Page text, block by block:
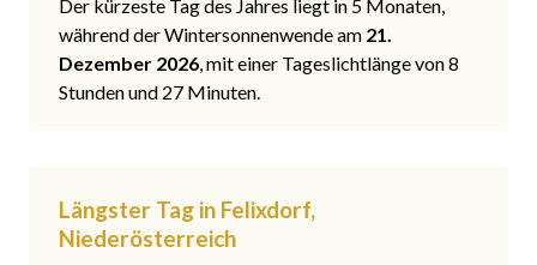
Der kürzeste Tag des Jahres liegt in 5 Monaten,
während der Wintersonnenwende am 21.
Dezember 2026, mit einer Tageslichtlänge von 8
Stunden und 27 Minuten.
Längster Tag in Felixdorf,
Niederösterreich